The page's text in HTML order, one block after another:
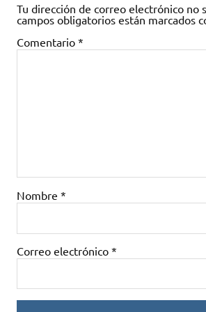
Tu dirección de correo electrónico no
campos obligatorios están marcados
Comentario *
Nombre *
Correo electrónico *